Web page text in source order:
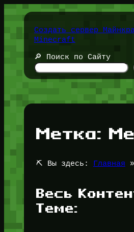
Перейти
содержимомуСоздать сервер
Minecraft
🔎 Поиск по Сайту
Метка:
⛏️ Вы здесь: Главная
Весь
Теме: